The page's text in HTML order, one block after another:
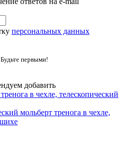
персональных данных
первыми!
добавить
в чехле, телескопический